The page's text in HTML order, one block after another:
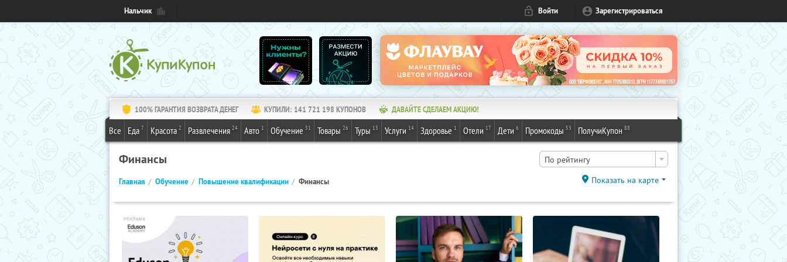
Нальчик Войти Зарегистрироваться
100% ГАРАНТИЯ ВОЗВРАТА ДЕНЕГ КУПИЛИ: 141 721 199 КУПОНОВ ДАВАЙТЕ СДЕЛАЕМ АКЦИЮ!
Все Еда 7 Красота 2 Развлечения 24 Авто 1 Обучение 31 Товары 26 Туры 13 Услуги 14 Здоровье 1 Отели 17 Дети 6 Промокоды 53 ПолучиКупон 88
Финансы По рейтингу
Главная Обучение Повышение квалификации Финансы Показать на карте